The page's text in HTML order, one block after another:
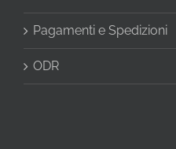
Pagamenti e Spedizioni
ODR